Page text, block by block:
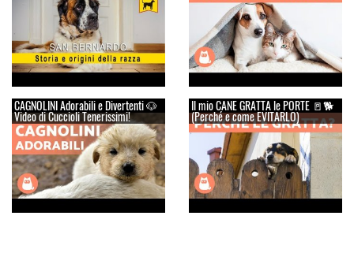
CAGNOLINI Adorabili e Divertenti 🐶
Video di Cuccioli Tenerissimi!
Il mio CANE GRATTA le PORTE 🚪🐕
(Perché e come EVITARLO)